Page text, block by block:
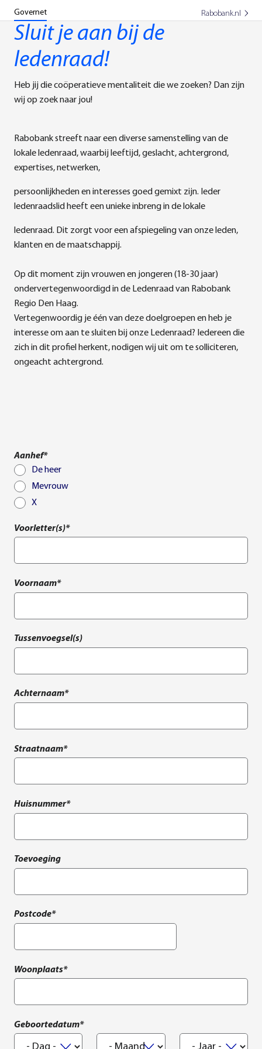
Governet Rabobank.nl
Sluit je aan bij de
ledenraad!
Heb jij die coöperatieve mentaliteit die we zoeken? Dan zijn
wij op zoek naar jou!
Rabobank streeft naar een diverse samenstelling van de
lokale ledenraad, waarbij leeftijd, geslacht, achtergrond,
expertises, netwerken,
persoonlijkheden en interesses goed gemixt zijn. Ieder
ledenraadslid heeft een unieke inbreng in de lokale
ledenraad. Dit zorgt voor een afspiegeling van onze leden,
klanten en de maatschappij.
Op dit moment zijn vrouwen en jongeren (18-30 jaar)
ondervertegenwoordigd in de Ledenraad van Rabobank
Regio Den Haag.
Vertegenwoordig je één van deze doelgroepen en heb je
interesse om aan te sluiten bij onze Ledenraad? Iedereen die
zich in dit profiel herkent, nodigen wij uit om te solliciteren,
ongeacht achtergrond.
Aanhef*
De heer
Mevrouw
X
Voorletter(s)*
Voornaam*
Tussenvoegsel(s)
Achternaam*
Straatnaam*
Huisnummer*
Toevoeging
Postcode*
Woonplaats*
Geboortedatum*